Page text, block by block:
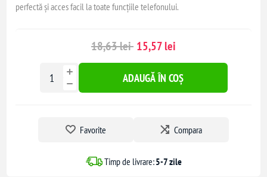
perfectă și acces facil la toate funcțiile telefonului.
18,63 lei 15,57 lei
ADAUGĂ ÎN COȘ
Favorite Compara
Timp de livrare:5-7 zile